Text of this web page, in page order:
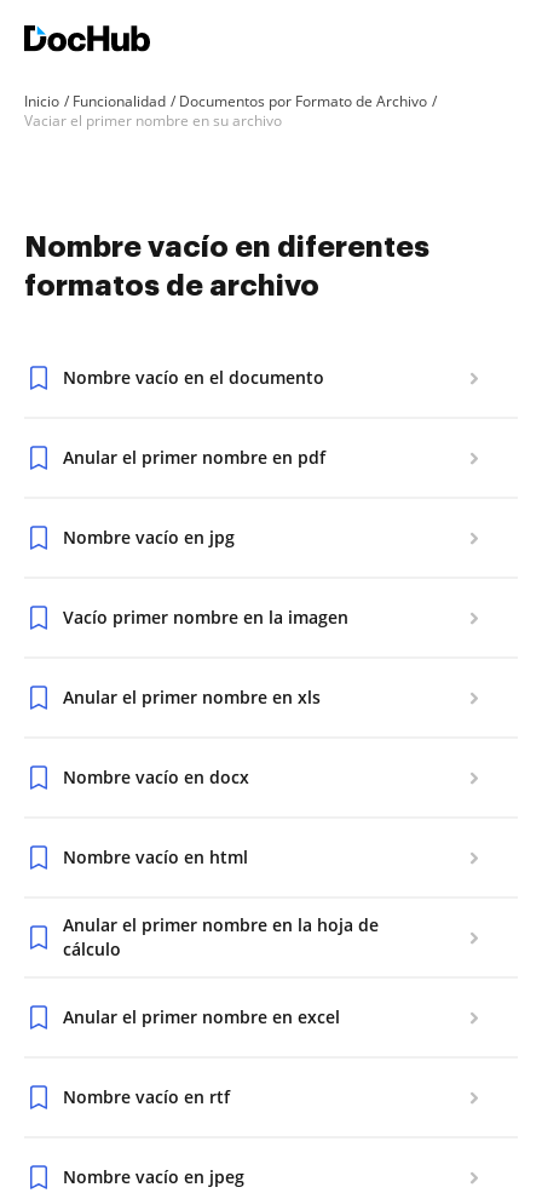
Inicio Funcionalidad
Documentos por Formato de Archivo
Vaciar el primer nombre en su archivo
Nombre vacío en diferentes
formatos de archivo
Nombre vacío en el documento
Anular el primer nombre en pdf
Nombre vacío en jpg
Vacío primer nombre en la imagen
Anular el primer nombre en xls
Nombre vacío en docx
Nombre vacío en html
Anular el primer nombre en la hoja de
cálculo
Anular el primer nombre en excel
Nombre vacío en rtf
Nombre vacío en jpeg